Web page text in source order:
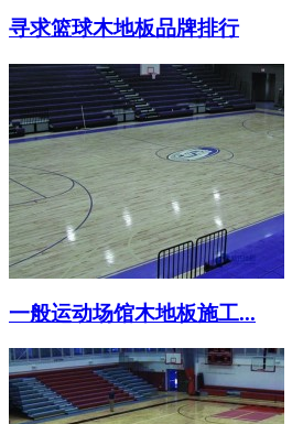
寻求篮球木地板品牌排行
一般运动场馆木地板施工...